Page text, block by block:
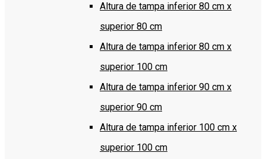
Altura de tampa inferior 80 cm x
superior 80 cm
Altura de tampa inferior 80 cm x
superior 100 cm
Altura de tampa inferior 90 cm x
superior 90 cm
Altura de tampa inferior 100 cm x
superior 100 cm